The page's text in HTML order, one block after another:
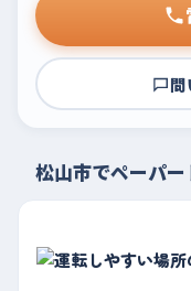
松山市でペーパ